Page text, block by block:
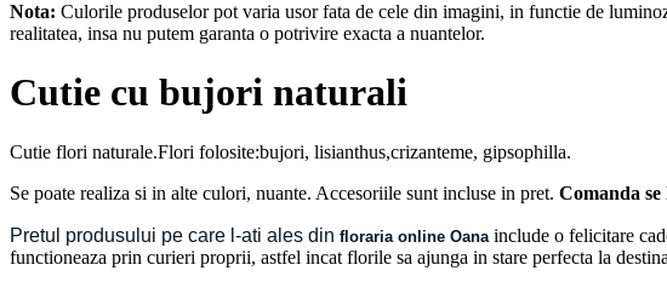
Nota: Culorile produselor pot varia usor fata de cele din imagini, in functie de
realitatea, insa nu putem garanta o potrivire exacta a nuantelor.
Cutie cu bujori naturali
Cutie flori naturale.Flori folosite:bujori, lisianthus,crizanteme, gipsophilla.
Se poate realiza si in alte culori, nuante. Accesoriile sunt incluse in pret. Comanda
Pretul produsului pe care l-ati ales din floraria online Oana include o felicitare
functioneaza prin curieri proprii, astfel incat florile sa ajunga in stare perfecta la